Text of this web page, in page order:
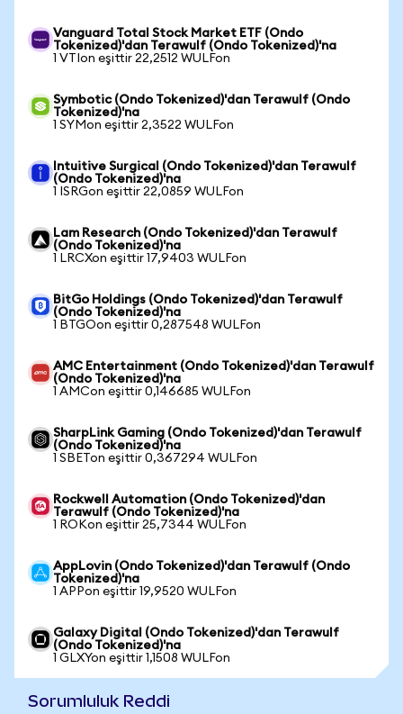
Vanguard Total Stock Market ETF (Ondo
Tokenized)'dan Terawulf (Ondo Tokenized)'na
1 VTIon eşittir 22,2512 WULFon
Symbotic (Ondo Tokenized)'dan Terawulf (Ondo
Tokenized)'na
1 SYMon eşittir 2,3522 WULFon
Intuitive Surgical (Ondo Tokenized)'dan Terawulf
(Ondo Tokenized)'na
1 ISRGon eşittir 22,0859 WULFon
Lam Research (Ondo Tokenized)'dan Terawulf
(Ondo Tokenized)'na
1 LRCXon eşittir 17,9403 WULFon
BitGo Holdings (Ondo Tokenized)'dan Terawulf
(Ondo Tokenized)'na
1 BTGOon eşittir 0,287548 WULFon
AMC Entertainment (Ondo Tokenized)'dan Terawulf
(Ondo Tokenized)'na
1 AMCon eşittir 0,146685 WULFon
SharpLink Gaming (Ondo Tokenized)'dan Terawulf
(Ondo Tokenized)'na
1 SBETon eşittir 0,367294 WULFon
Rockwell Automation (Ondo Tokenized)'dan
Terawulf (Ondo Tokenized)'na
1 ROKon eşittir 25,7344 WULFon
AppLovin (Ondo Tokenized)'dan Terawulf (Ondo
Tokenized)'na
1 APPon eşittir 19,9520 WULFon
Galaxy Digital (Ondo Tokenized)'dan Terawulf
(Ondo Tokenized)'na
1 GLXYon eşittir 1,1508 WULFon
Sorumluluk Reddi